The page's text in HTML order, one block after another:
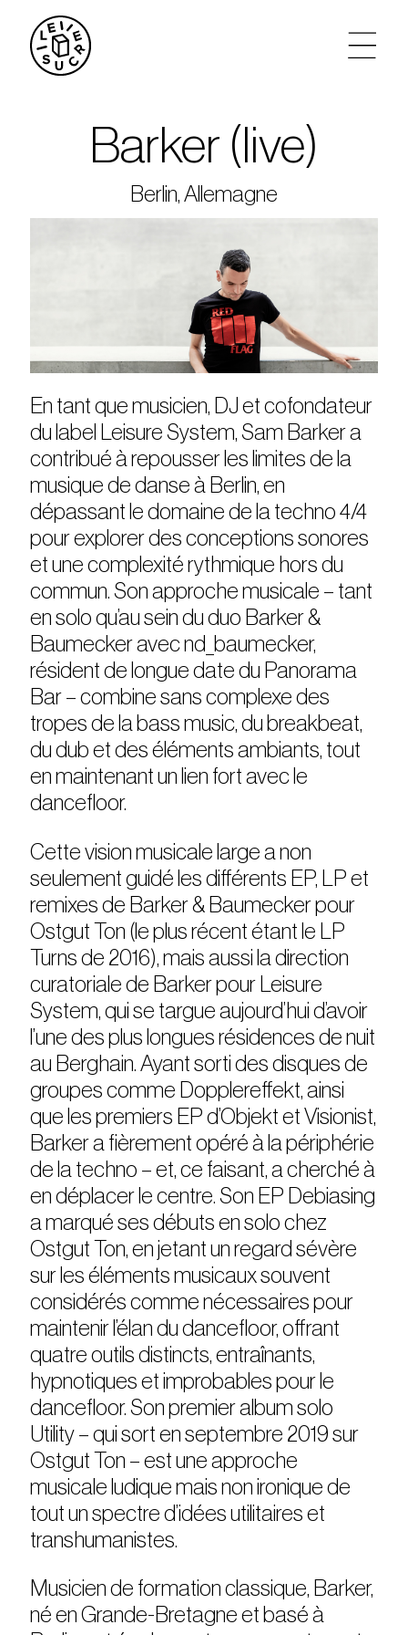
agenda
tickets
le sucre max
partenariats
privatisations
Barker (live)
Berlin, Allemagne
En tant que musicien, DJ et cofondateur
du label Leisure System, Sam Barker a
contribué à repousser les limites de la
musique de danse à Berlin, en
dépassant le domaine de la techno 4/4
pour explorer des conceptions sonores
et une complexité rythmique hors du
commun. Son approche musicale – tant
en solo qu’au sein du duo Barker &
Baumecker avec nd_baumecker,
résident de longue date du Panorama
Bar – combine sans complexe des
tropes de la bass music, du breakbeat,
du dub et des éléments ambiants, tout
en maintenant un lien fort avec le
dancefloor.
Cette vision musicale large a non
seulement guidé les différents EP, LP et
remixes de Barker & Baumecker pour
Ostgut Ton (le plus récent étant le LP
Turns de 2016), mais aussi la direction
curatoriale de Barker pour Leisure
System, qui se targue aujourd’hui d’avoir
l’une des plus longues résidences de nuit
au Berghain. Ayant sorti des disques de
groupes comme Dopplereffekt, ainsi
que les premiers EP d’Objekt et Visionist,
Barker a fièrement opéré à la périphérie
de la techno – et, ce faisant, a cherché à
en déplacer le centre. Son EP Debiasing
a marqué ses débuts en solo chez
Ostgut Ton, en jetant un regard sévère
sur les éléments musicaux souvent
considérés comme nécessaires pour
maintenir l’élan du dancefloor, offrant
quatre outils distincts, entraînants,
hypnotiques et improbables pour le
dancefloor. Son premier album solo
Utility – qui sort en septembre 2019 sur
Ostgut Ton – est une approche
musicale ludique mais non ironique de
tout un spectre d’idées utilitaires et
transhumanistes.
Musicien de formation classique, Barker,
né en Grande-Bretagne et basé à